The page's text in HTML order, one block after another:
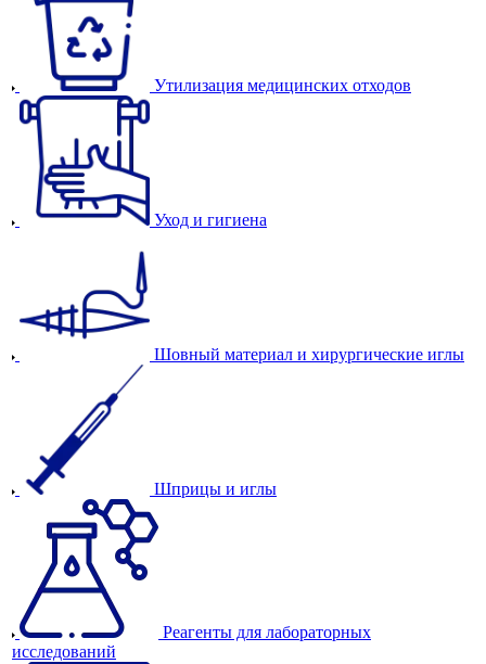
Утилизация медицинских отходов
Уход и гигиена
Шовный материал и хирургические иглы
Шприцы и иглы
Реагенты для лабораторных
исследований